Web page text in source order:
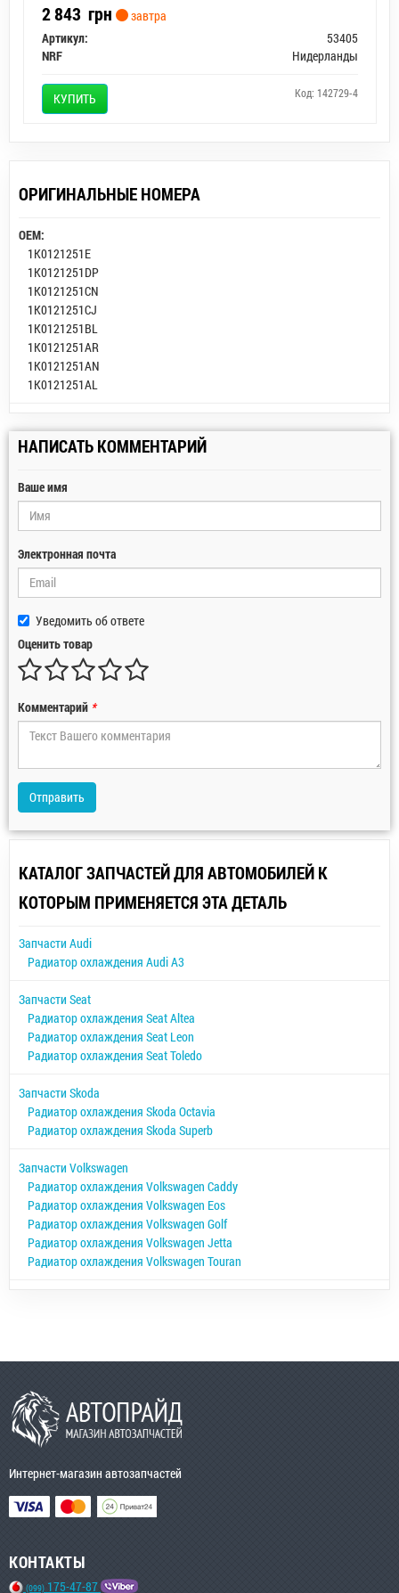
2 843 грн
завтра
Артикул:
53405
NRF
Нидерланды
КУПИТЬ Код: 142729-4
ОРИГИНАЛЬНЫЕ НОМЕРА
OEM:
1K0121251E
1K0121251DP
1K0121251CN
1K0121251CJ
1K0121251BL
1K0121251AR
1K0121251AN
1K0121251AL
НАПИСАТЬ КОММЕНТАРИЙ
Ваше имя
Электронная почта
Уведомить об ответе
Оценить товар
Комментарий *
Отправить
КАТАЛОГ ЗАПЧАСТЕЙ ДЛЯ АВТОМОБИЛЕЙ К
КОТОРЫМ ПРИМЕНЯЕТСЯ ЭТА ДЕТАЛЬ
Запчасти Audi
Радиатор охлаждения Audi A3
Запчасти Seat
Радиатор охлаждения Seat Altea
Радиатор охлаждения Seat Leon
Радиатор охлаждения Seat Toledo
Запчасти Skoda
Радиатор охлаждения Skoda Octavia
Радиатор охлаждения Skoda Superb
Запчасти Volkswagen
Радиатор охлаждения Volkswagen Caddy
Радиатор охлаждения Volkswagen Eos
Радиатор охлаждения Volkswagen Golf
Радиатор охлаждения Volkswagen Jetta
Радиатор охлаждения Volkswagen Touran
Интернет-магазин автозапчастей
КОНТАКТЫ
(099) 175-47-87